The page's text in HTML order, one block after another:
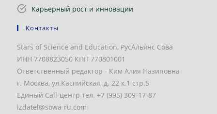
Карьерный рост и инновации
Контакты
Stars of Science and Education, РусАльянс Сова
ИНН 7708823050 КПП 770801001
Ответственный редактор - Ким Алия Назиповна
г. Москва, ул.Каспийская, д. 22 к.1 стр.5
Единый Call-центр тел. +7 (995) 309-17-87
izdatel@sowa-ru.com